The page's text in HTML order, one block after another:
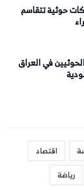
حوثية تتقاسم
في العراق
اقتصاد
رياضة